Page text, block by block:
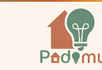
Перейти